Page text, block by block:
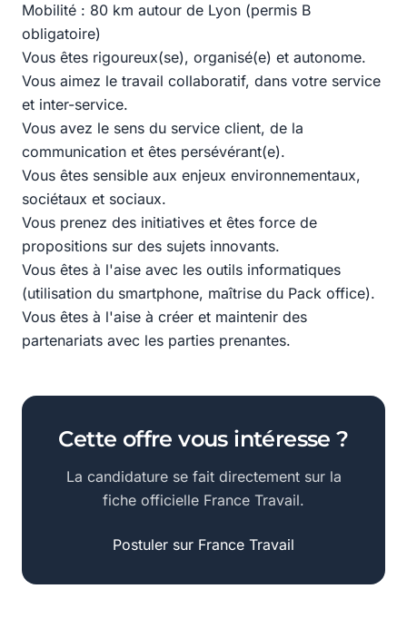
Mobilité : 80 km autour de Lyon (permis B
obligatoire)
Vous êtes rigoureux(se), organisé(e) et autonome.
Vous aimez le travail collaboratif, dans votre service
et inter-service.
Vous avez le sens du service client, de la
communication et êtes persévérant(e).
Vous êtes sensible aux enjeux environnementaux,
sociétaux et sociaux.
Vous prenez des initiatives et êtes force de
propositions sur des sujets innovants.
Vous êtes à l'aise avec les outils informatiques
(utilisation du smartphone, maîtrise du Pack office).
Vous êtes à l'aise à créer et maintenir des
partenariats avec les parties prenantes.
Cette offre vous intéresse ?
La candidature se fait directement sur la
fiche officielle France Travail.
Postuler sur France Travail